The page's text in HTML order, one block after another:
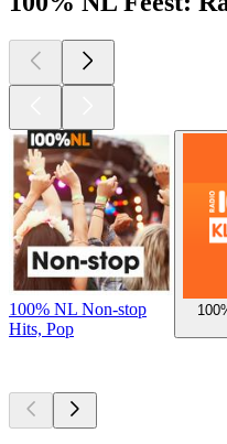
100% NL Non-stop
Hits, Pop